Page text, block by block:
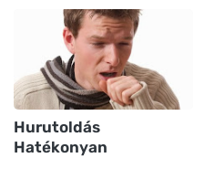
Hurutoldás
Hatékonyan